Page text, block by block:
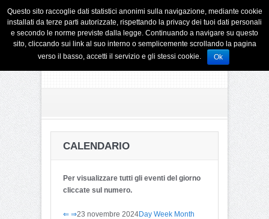
CALENDARIO
Per visualizzare tutti gli eventi del giorno
cliccate sul numero.
⇐ ⇒23 novembre 2024Day Week Month
Questo sito raccoglie dati statistici anonimi sulla navigazione, mediante cookie
installati da terze parti autorizzate, rispettando la privacy dei tuoi dati personali
e secondo le norme previste dalla legge. Continuando a navigare su questo
sito, cliccando sui link al suo interno o semplicemente scrollando la pagina
verso il basso, accetti il servizio e gli stessi cookie.
Ok